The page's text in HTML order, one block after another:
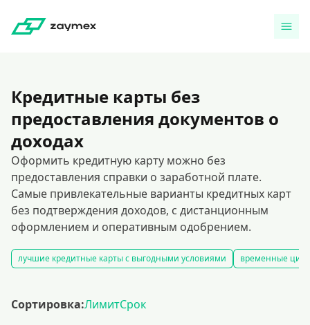
Кредитные карты без
предоставления документов о
доходах
Оформить кредитную карту можно без
предоставления справки о заработной плате.
Самые привлекательные варианты кредитных карт
без подтверждения доходов, с дистанционным
оформлением и оперативным одобрением.
лучшие кредитные карты с выгодными условиями временные
Сортировка:ЛимитСрок